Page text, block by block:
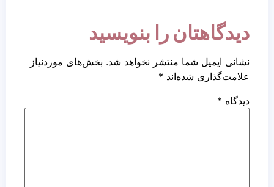
دیدگاهتان را بنویسید
نشانی ایمیل شما منتشر نخواهد شد. بخش‌های موردنیاز
علامت‌گذاری شده‌اند *
دیدگاه *